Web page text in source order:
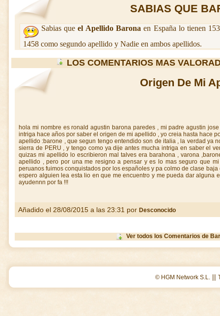
SABIAS QUE
Sabias queel Apellido Barona en España lo tienen
1458 como segundo apellido y Nadie en ambos apellidos.
LOS COMENTARIOS MAS
Origen De Mi
hola mi nombre es ronald agustin barona paredes , mi padre agustin
intriga hace años por saber el origen de mi apellido , yo creia hasta hace
apellido :barone , que segun tengo entendido son de italia , la verdad ya
sierra de PERU , y tengo como ya dije antes mucha intriga en saber el
quizas mi apellido lo escribieron mal talves era barahona , varona
apellido , pero por una me resigno a pensar y es lo mas seguro que
peruanos fuimos conquistados por los españoles y pa colmo de clase
espero alguien lea esta lio en que me encuentro y me pueda dar alguna
ayudennn por fa !!!
Añadido el 28/08/2015 a las 23:31 por Desconocido
Ver todos los Comentarios de
© HGM Network S.L. ||